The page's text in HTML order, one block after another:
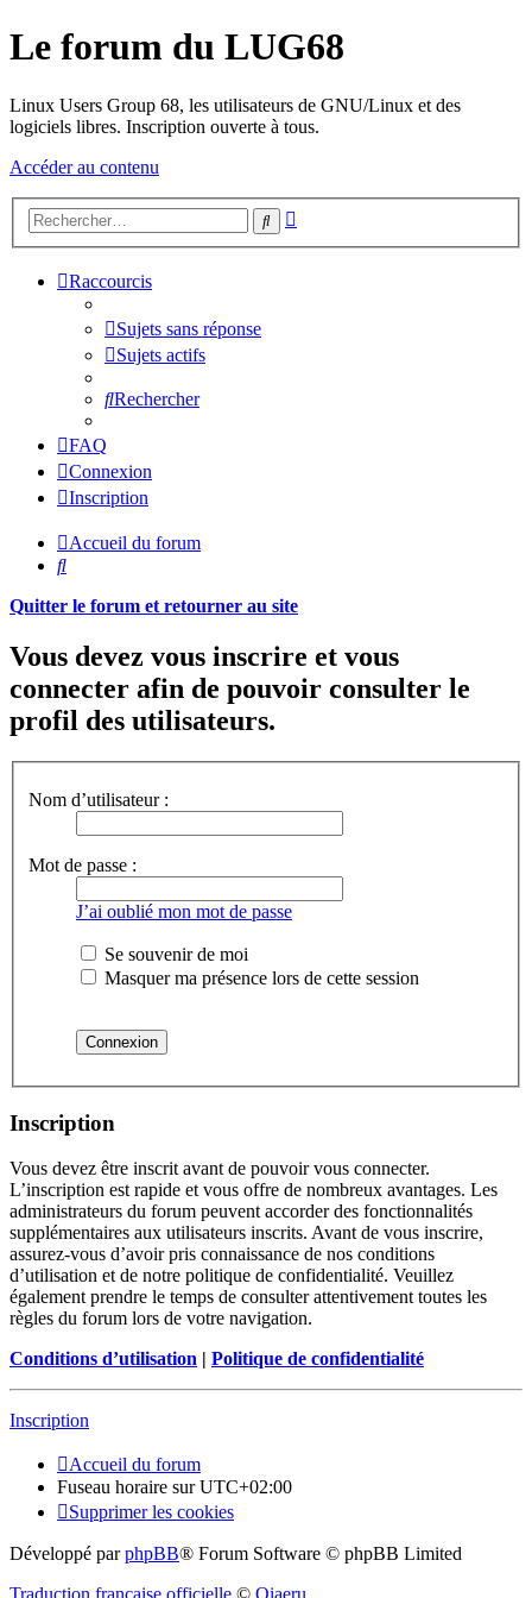
Le forum du LUG68
Linux Users Group 68, les utilisateurs de GNU/Linux et des
logiciels libres. Inscription ouverte à tous.
Accéder au contenu
Rechercher
Raccourcis
Sujets sans réponse
Sujets actifs
Rechercher
FAQ
Connexion
Inscription
Accueil du forum
Rechercher
Quitter le forum et retourner au site
Vous devez vous inscrire et vous
connecter afin de pouvoir consulter le
profil des utilisateurs.
Nom d’utilisateur :
Mot de passe :
J’ai oublié mon mot de passe
Se souvenir de moi
Masquer ma présence lors de cette session
Inscription
Vous devez être inscrit avant de pouvoir vous connecter.
L’inscription est rapide et vous offre de nombreux avantages. Les
administrateurs du forum peuvent accorder des fonctionnalités
supplémentaires aux utilisateurs inscrits. Avant de vous inscrire,
assurez-vous d’avoir pris connaissance de nos conditions
d’utilisation et de notre politique de confidentialité. Veuillez
également prendre le temps de consulter attentivement toutes les
règles du forum lors de votre navigation.
Conditions d’utilisation | Politique de confidentialité
Inscription
Accueil du forum
Fuseau horaire surUTC+02:00
Supprimer les cookies
Développé parphpBB® Forum Software © phpBB Limited